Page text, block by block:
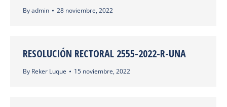
Byadmin 28 noviembre, 2022
RESOLUCIÓN RECTORAL 2555-2022-R-UNA
By Reker Luque 15 noviembre, 2022